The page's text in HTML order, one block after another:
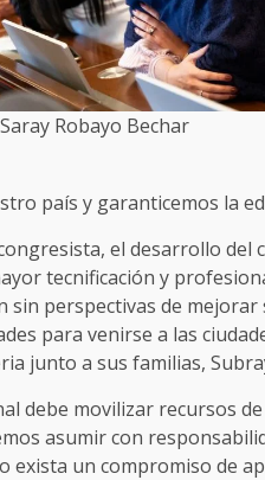
Saray Robayo Bechar
país y garanticemos la
el desarrollo
tecnificación y
sin perspectivas de
para venirse a las
junto a sus familias,
debe movilizar recursos
asumir con
exista un compromiso de